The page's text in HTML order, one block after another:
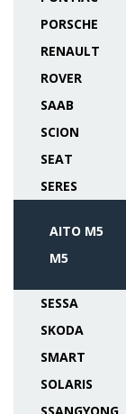
PORSCHE
RENAULT
ROVER
SAAB
SCION
SEAT
SERES
AITO M5
M5
SESSA
SKODA
SMART
SOLARIS